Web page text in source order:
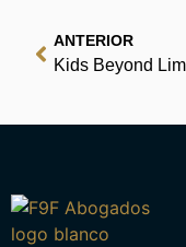
ANTERIOR